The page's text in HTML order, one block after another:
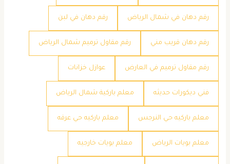
رقم دهان في شمال الرياض رقم دهان في لبن
رقم دهان قريب مني رقم مقاول ترميم شمال الرياض
رقم مقاول ترميم في العارض عوازل خزانات
فني ديكورات حديثه معلم باركية شمال الرياض
معلم باركيه حي النرجس معلم باركيه حي عرقه
معلم بويات الرياض معلم بويات خارجيه